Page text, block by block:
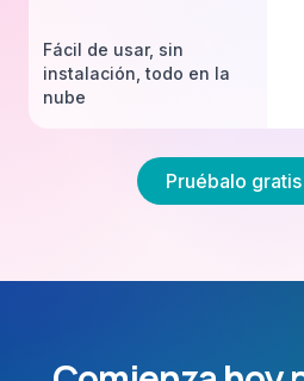
Fácil de usar, sin
instalación, todo en la
nube
Pruébalo